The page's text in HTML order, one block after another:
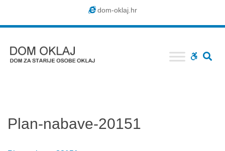
dom-oklaj.hr
WCAG
Plan-nabave-20151